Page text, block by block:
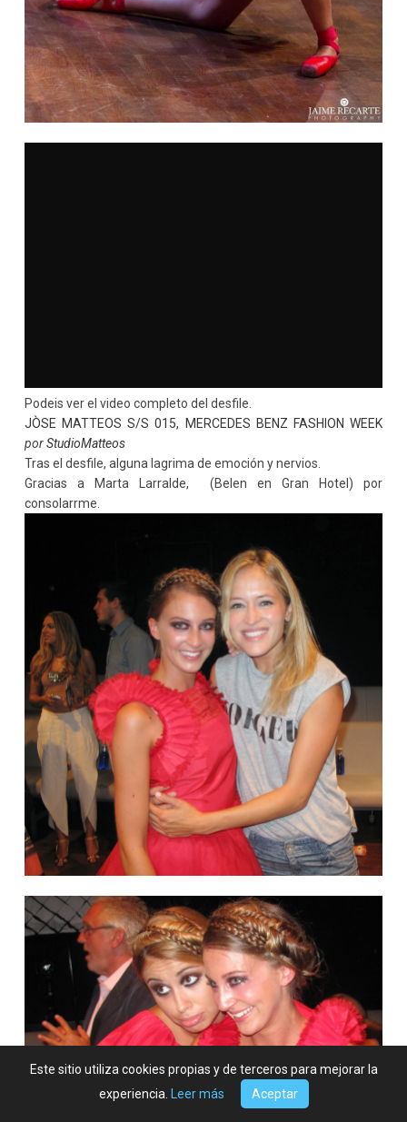
Podeis ver el video completo del desfile.
JÒSE MATTEOS S/S 015, MERCEDES BENZ FASHION WEEK
porStudioMatteos
Tras el desfile, alguna lagrima de emoción y nervios.
Gracias a Marta Larralde, (Belen en Gran Hotel) por
consolarrme.
Este sitio utiliza cookies propias y de terceros para mejorar la
experiencia.
Leer más Aceptar